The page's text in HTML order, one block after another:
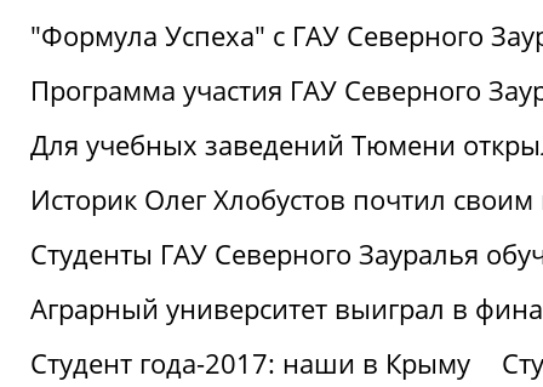
"Формула Успеха" с ГАУ Северного
Программа участия ГАУ Северного
Для учебных заведений Тюмени
Историк Олег Хлобустов почтил
Студенты ГАУ Северного Зауралья
Аграрный университет выиграл в
Студент года-2017: наши в Крыму